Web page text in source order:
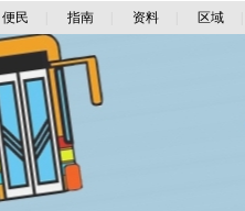
便民 指南 资料 区域